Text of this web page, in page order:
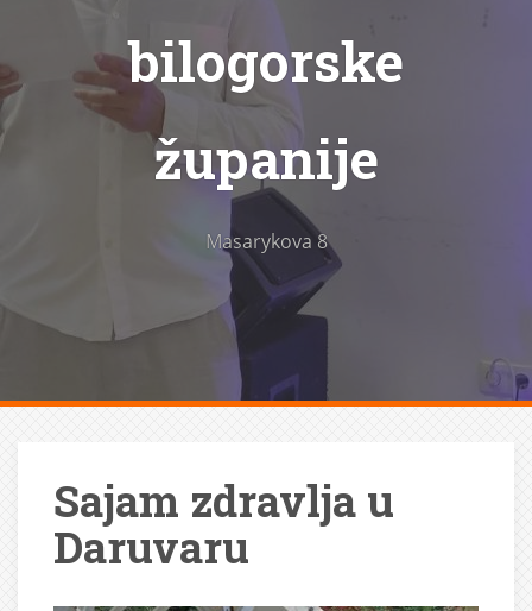
bilogorske
županije
Masarykova 8
Sajam zdravlja u
Daruvaru